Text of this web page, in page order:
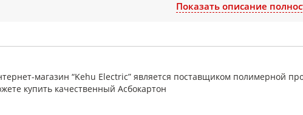
в
Показать описание
магазин “Kehu Electric” является поставщиком полимерной
купить качественный Асбокартон